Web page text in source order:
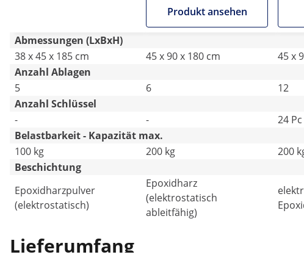
Produkt ansehen
Abmessungen (LxBxH)
38 x 45 x 185 cm
45 x 90 x 180 cm 45 x
Anzahl Ablagen
5
6 12
Anzahl Schlüssel
-
- 24 Pc
Belastbarkeit - Kapazität max.
100 kg
200 kg 200
Beschichtung
Epoxidharzpulver
(elektrostatisch)
Epoxidharz
(elektrostatisch
ableitfähig)
Lieferumfang